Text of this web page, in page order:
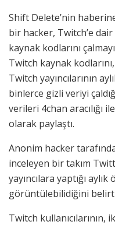
Shift Delete’nin
bir hacker, Twitch’e
kaynak kodlarını
Twitch kaynak
Twitch yayıncılarının
binlerce gizli veriyi
verileri 4chan aracılığı
olarak paylaştı.
Anonim hacker
inceleyen bir takım
yayıncılara yaptığı
görüntülebilidiğini
Twitch kullanıcılarının,